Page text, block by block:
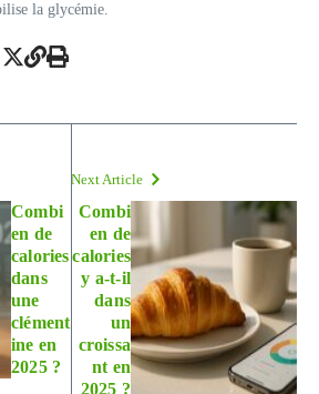
la glycémie.
Combi
en de
calories
dans
une
clément
ine en
2025 ?
Next Article
Combi
en de
calories
y a-t-il
dans
un
croissa
nt en
2025 ?